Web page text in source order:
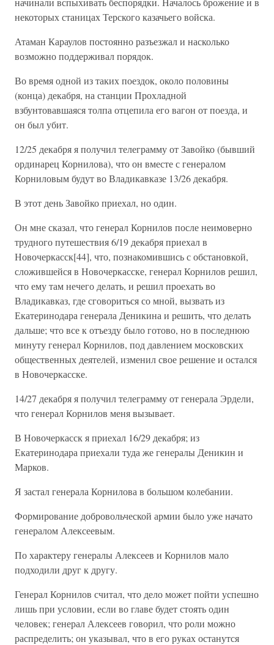
некоторых станицах Терского казачьего войска.
Атаман Караулов постоянно разъезжал и насколько
возможно поддерживал порядок.
Во время одной из таких поездок, около половины
(конца) декабря, на станции Прохладной
взбунтовавшаяся толпа отцепила его вагон от поезда, и
он был убит.
12/25 декабря я получил телеграмму от Завойко (бывший
ординарец Корнилова), что он вместе с генералом
Корниловым будут во Владикавказе 13/26 декабря.
В этот день Завойко приехал, но один.
Он мне сказал, что генерал Корнилов после неимоверно
трудного путешествия 6/19 декабря приехал в
Новочеркасск[44], что, познакомившись с обстановкой,
сложившейся в Новочеркасске, генерал Корнилов решил,
что ему там нечего делать, и решил проехать во
Владикавказ, где сговориться со мной, вызвать из
Екатеринодара генерала Деникина и решить, что делать
дальше; что все к отъезду было готово, но в последнюю
минуту генерал Корнилов, под давлением московских
общественных деятелей, изменил свое решение и остался
в Новочеркасске.
14/27 декабря я получил телеграмму от генерала Эрдели,
что генерал Корнилов меня вызывает.
В Новочеркасск я приехал 16/29 декабря; из
Екатеринодара приехали туда же генералы Деникин и
Марков.
Я застал генерала Корнилова в большом колебании.
Формирование добровольческой армии было уже начато
генералом Алексеевым.
По характеру генералы Алексеев и Корнилов мало
подходили друг к другу.
Генерал Корнилов считал, что дело может пойти успешно
лишь при условии, если во главе будет стоять один
человек; генерал Алексеев говорил, что роли можно
распределить; он указывал, что в его руках останутся